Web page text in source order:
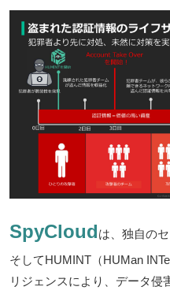
SpyCloudは、独自の
そしてHUMINT（HUMan
リジェンスにより、データ侵